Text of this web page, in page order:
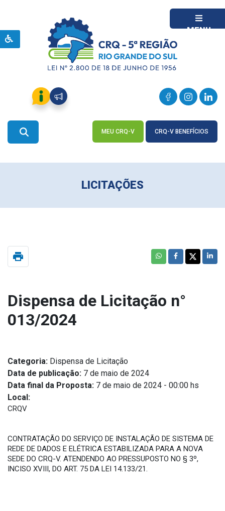
MENU
MEU CRQ-V CRQ-V BENEFÍCIOS
LICITAÇÕES
print
Dispensa de Licitação n°
013/2024
Categoria: Dispensa de Licitação
Data de publicação: 7 de maio de 2024
Data final da Proposta: 7 de maio de 2024 - 00:00 hs
Local:
CRQV
CONTRATAÇÃO DO SERVIÇO DE INSTALAÇÃO DE SISTEMA DE
REDE DE DADOS E ELÉTRICA ESTABILIZADA PARA A NOVA
SEDE DO CRQ-V. ATENDENDO AO PRESSUPOSTO NO § 3º,
INCISO XVIII, DO ART. 75 DA LEI 14.133/21.